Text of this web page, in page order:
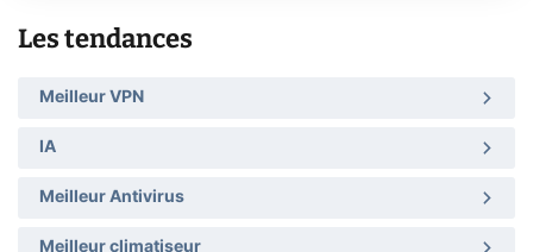
Les tendances
Meilleur VPN
IA
Meilleur Antivirus
Meilleur climatiseur